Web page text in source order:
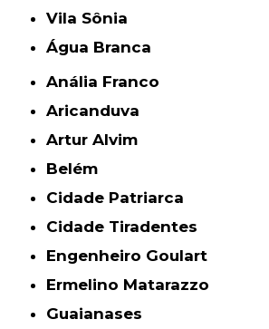
Vila Sônia
Água Branca
Anália Franco
Aricanduva
Artur Alvim
Belém
Cidade Patriarca
Cidade Tiradentes
Engenheiro Goulart
Ermelino Matarazzo
Guaianases